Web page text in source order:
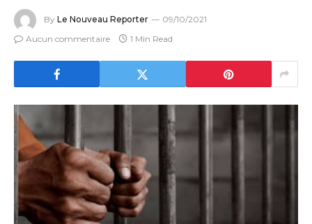
By Le Nouveau Reporter
09/10/2021
Aucun commentaire
1 Min Read